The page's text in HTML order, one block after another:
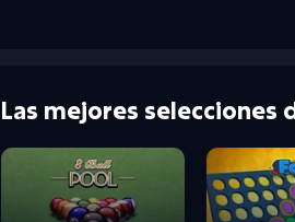
Las mejores selecciones